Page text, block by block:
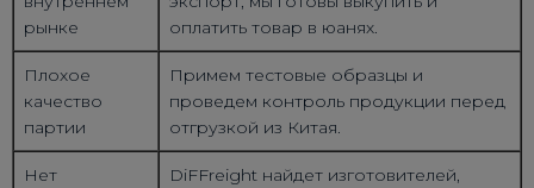
рынке
оплатить товар в юанях.
Плохое
качество
партии
Примем тестовые образцы и
проведем контроль продукции перед
отгрузкой из Китая.
Нет
DiFFreight найдет изготовителей,